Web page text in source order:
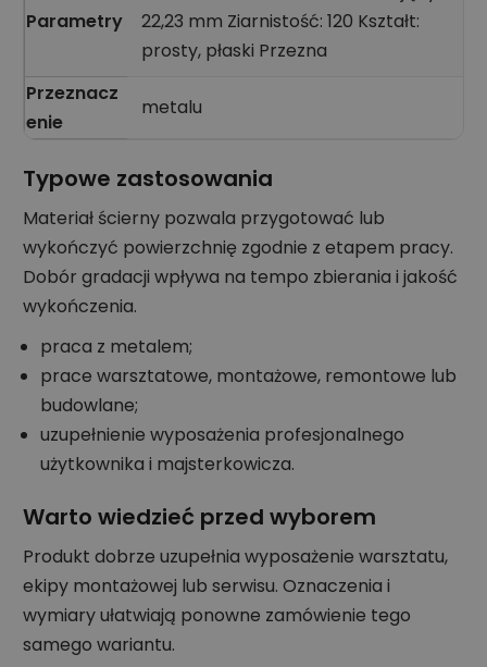
Parametry
22,23 mm Ziarnistość: 120 Kształt:
prosty, płaski Przezna
Przeznacz
enie
metalu
Typowe zastosowania
Materiał ścierny pozwala przygotować lub
wykończyć powierzchnię zgodnie z etapem pracy.
Dobór gradacji wpływa na tempo zbierania i jakość
wykończenia.
praca z metalem;
prace warsztatowe, montażowe, remontowe lub
budowlane;
uzupełnienie wyposażenia profesjonalnego
użytkownika i majsterkowicza.
Warto wiedzieć przed wyborem
Produkt dobrze uzupełnia wyposażenie warsztatu,
ekipy montażowej lub serwisu. Oznaczenia i
wymiary ułatwiają ponowne zamówienie tego
samego wariantu.